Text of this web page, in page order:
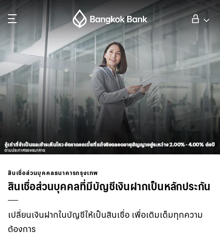
ค้นหา
ลูกค้าบุคคล
ลูกค้าธุรกิจ
กิจการธนาคารต่างประเทศ
นักลงทุนสัมพันธ์
เกี่ยวกับธนาคารกรุงเทพ
สินเชื่อส่วนบุคคลธนาคารกรุงเทพ
สินเชื่อส่วนบุคคลที่มีบัญชีเงินฝากเป็นหลักประกัน
เปลี่ยนเงินฝากในบัญชีให้เป็นสินเชื่อ เพื่อเติมเต็มทุกความ
ต้องการ